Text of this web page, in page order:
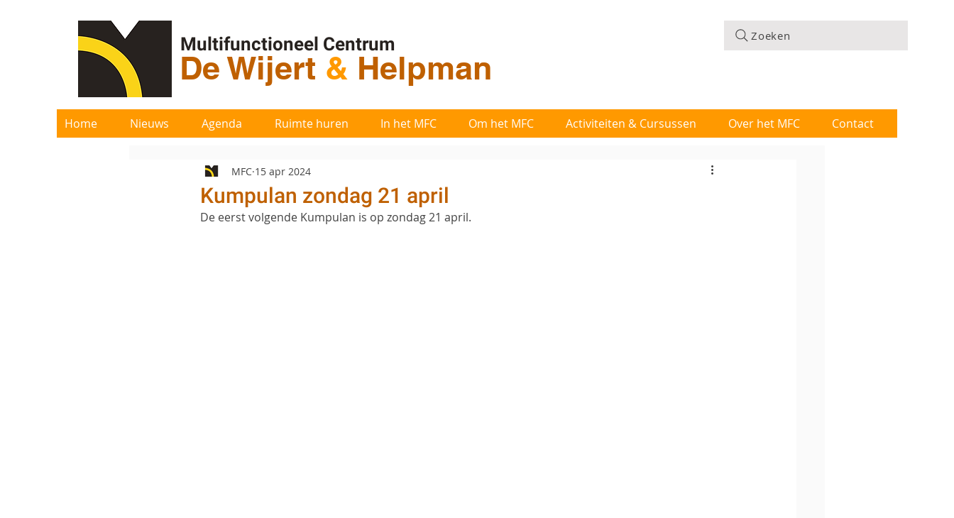
Multifunctioneel Centrum
De Wijert & Helpman
Zoeken
Home Nieuws Agenda Ruimte huren In het MFC Om het MFC Activiteiten & Cursussen Over het MFC Contact
Kumpulan zondag 21 april
MFC 15 apr 2024
De eerst volgende Kumpulan is op zondag 21 april.